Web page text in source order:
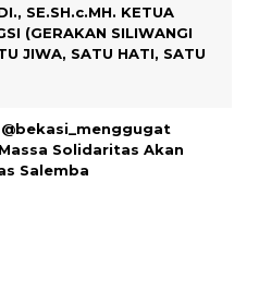
SE.SH.c.MH. KETUA
(GERAKAN SILIWANGI
JIWA, SATU HATI, SATU
Solidaritas Akan
Salemba